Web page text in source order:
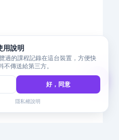
用說明
過的課程記錄在這台裝置，方便快
不傳送給第三方。
好，同意
隱私權說明